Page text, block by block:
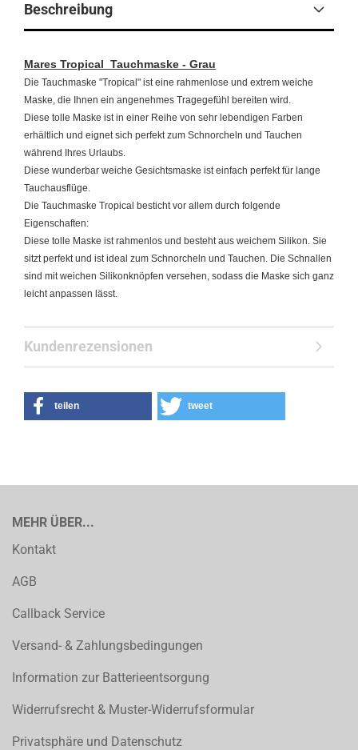
Beschreibung
Mares Tropical Tauchmaske - Grau
Die Tauchmaske "Tropical" ist eine rahmenlose und extrem weiche
Maske, die Ihnen ein angenehmes Tragegefühl bereiten wird.
Diese tolle Maske ist in einer Reihe von sehr lebendigen Farben
erhältlich und eignet sich perfekt zum Schnorcheln und Tauchen
während Ihres Urlaubs.
Diese wunderbar weiche Gesichtsmaske ist einfach perfekt für lange
Tauchausflüge.
Die Tauchmaske Tropical besticht vor allem durch folgende
Eigenschaften:
Diese tolle Maske ist rahmenlos und besteht aus weichem Silikon. Sie
sitzt perfekt und ist ideal zum Schnorcheln und Tauchen. Die Schnallen
sind mit weichen Silikonknöpfen versehen, sodass die Maske sich ganz
leicht anpassen lässt.
Kundenrezensionen
teilen tweet
MEHR ÜBER...
Kontakt
AGB
Callback Service
Versand- & Zahlungsbedingungen
Information zur Batterieentsorgung
Widerrufsrecht & Muster-Widerrufsformular
Privatsphäre und Datenschutz